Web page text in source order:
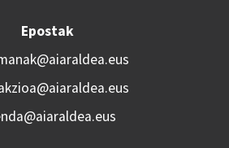
Epostak